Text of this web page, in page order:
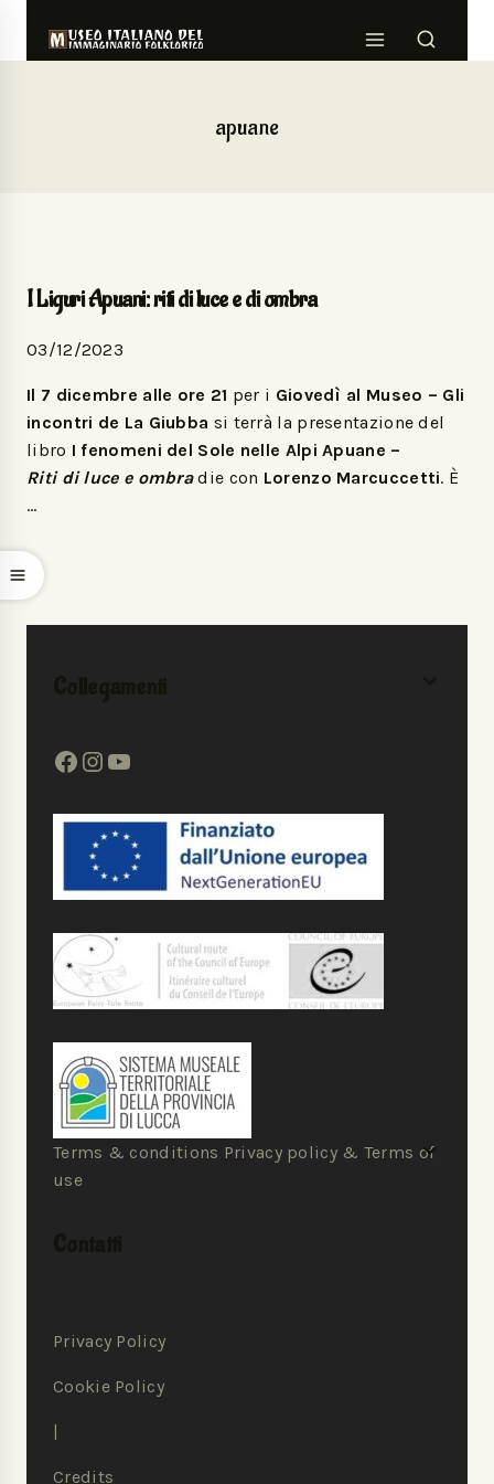
apuane
I Liguri Apuani: riti di luce e di ombra
03/12/2023
Il 7 dicembre alle ore 21 per i Giovedì al Museo – Gli
incontri de La Giubba si terrà la presentazione del
libro I fenomeni del Sole nelle Alpi Apuane –
Riti di luce e ombradie con Lorenzo Marcuccetti. È
…
Terms & conditions Privacy policy & Terms of
use
Privacy Policy
Cookie Policy
|
Credits